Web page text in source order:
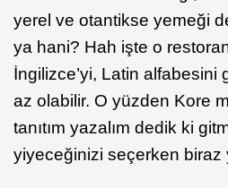
yerel ve otantikse yemeği
ya hani? Hah işte o
İngilizce’yi, Latin alfabesini
az olabilir. O yüzden Kore
tanıtım yazalım dedik ki
yiyeceğinizi seçerken biraz